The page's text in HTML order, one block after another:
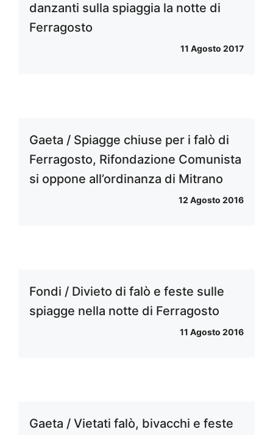
danzanti sulla spiaggia la notte di
Ferragosto
11 Agosto 2017
Gaeta / Spiagge chiuse per i falò di
Ferragosto, Rifondazione Comunista
si oppone all’ordinanza di Mitrano
12 Agosto 2016
Fondi / Divieto di falò e feste sulle
spiagge nella notte di Ferragosto
11 Agosto 2016
Gaeta / Vietati falò, bivacchi e feste